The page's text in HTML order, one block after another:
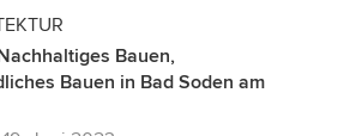
Bauen,
Bauen in Bad Soden am